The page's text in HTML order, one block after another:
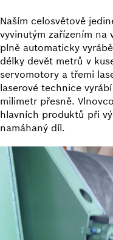
Naším celosvětově
vyvinutým zařízením na
plně automaticky
délky devět metrů v
servomotory a třemi
laserové technice
milimetr přesně.
hlavních produktů při
namáhaný díl.